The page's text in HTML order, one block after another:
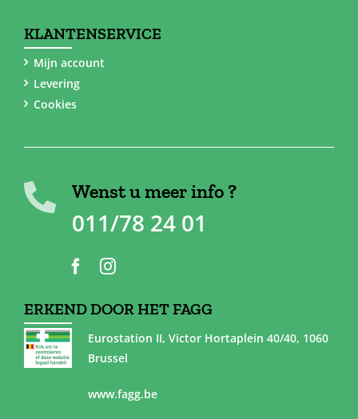
KLANTENSERVICE
Mijn account
Levering
Cookies
Wenst u meer info ?
011/78 24 01
ERKEND DOOR HET FAGG
Eurostation II, Victor Hortaplein 40/40, 1060
Brussel
www.fagg.be